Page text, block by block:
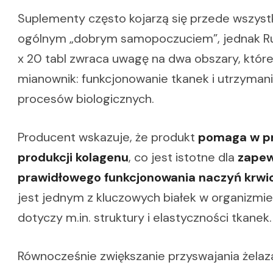
Suplementy często kojarzą się przede
ogólnym „dobrym samopoczuciem”, jednak
x 20 tabl zwraca uwagę na dwa obszary,
mianownik: funkcjonowanie tkanek i
procesów biologicznych.
Producent wskazuje, że produkt pomaga w
produkcji kolagenu, co jest istotne dla
prawidłowego funkcjonowania naczyń
jest jednym z kluczowych białek w
dotyczy m.in. struktury i elastyczności tkanek.
Równocześnie zwiększanie przyswajania